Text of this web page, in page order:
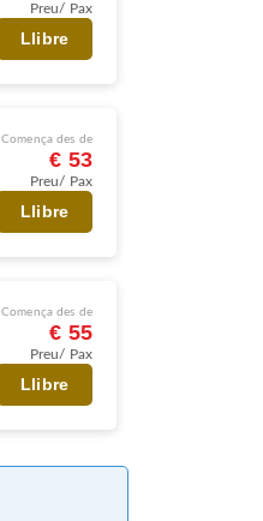
Preu/ Pax
Llibre
Comença des de
€ 53
Preu/ Pax
Llibre
Comença des de
€ 55
Preu/ Pax
Llibre